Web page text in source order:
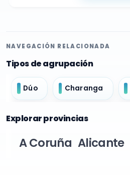
NAVEGACIÓN RELACIONADA
Tipos de agrupación
Dúo Charanga
Explorar provincias
A Coruña Alicante